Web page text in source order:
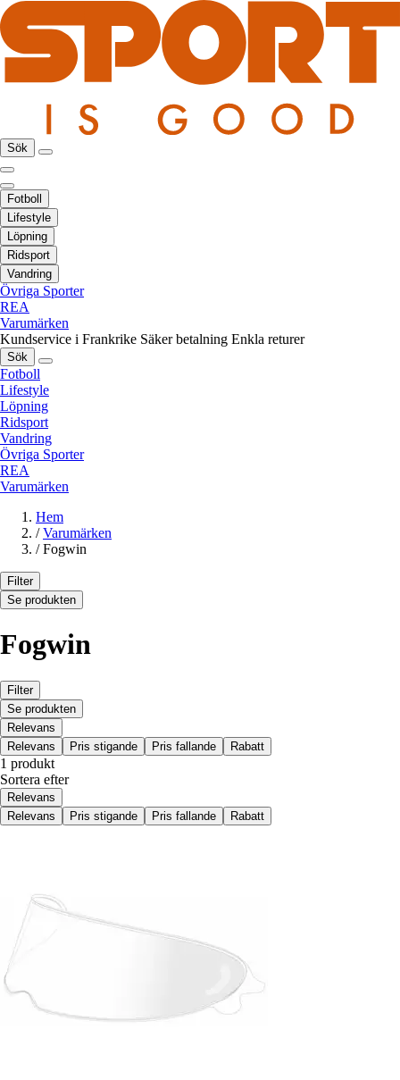
Sök
Fotboll
Lifestyle
Löpning
Ridsport
Vandring
Övriga Sporter
REA
Varumärken
Kundservice i Frankrike Säker betalning Enkla returer
Sök
Fotboll
Lifestyle
Löpning
Ridsport
Vandring
Övriga Sporter
REA
Varumärken
Hem
/ Varumärken
/ Fogwin
Filter
Se produkten
Fogwin
Filter
Se produkten
Relevans
Relevans
Pris stigande Pris fallande Rabatt
1 produkt
Sortera efter
Relevans
Relevans
Pris stigande Pris fallande Rabatt